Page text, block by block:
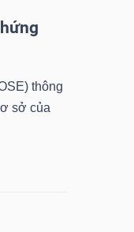
thông
sở của